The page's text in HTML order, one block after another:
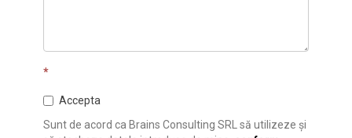
*
Accepta
Sunt de acord ca Brains Consulting SRL să utilizeze și